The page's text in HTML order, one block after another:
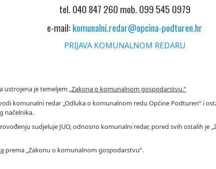
tel. 040 847 260 mob. 099 545 0979
e-mail: komunalni.redar@opcina-podturen.hr
PRIJAVA KOMUNALNOM REDARU
ustrojena je temeljem „Zakona o komunalnom gospodarstvu.“
komunalni redar „Odluka o komunalnom redu Općine Podturen“ i
načelnika.
sudjeluje JUO, odnosno komunalni redar, pored svih ostalih je
prema „Zakonu o komunalnom gospodarstvu“.